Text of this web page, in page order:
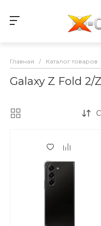
Главная / Каталог товаров
Galaxy Z Fold 2/